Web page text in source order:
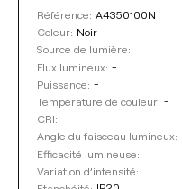
Sélectionner
PUISSANCE
Sélectionner
TEMPÉRATURE DE
Référence: A4350100N
Coleur: Noir
Source de lumière:
Flux lumineux: -
Puissance: -
Température de couleur: -
CRI:
Angle du faisceau lumineux:
Efficacité lumineuse:
Variation d’intensité: